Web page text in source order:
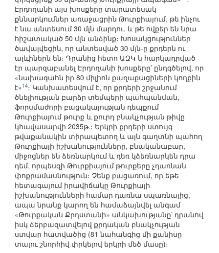
Էրդողանի այս խոսքերը տարատեսակ
քննարկումներ առաջացրին Թուրքիայում, թե ինչու
է նա անտեսում 30 մլն մարդու, և թե ովքեր են նրա
հիշատակած 50 մլն անձինք։ Խոսակցություններ
ծավալվեցին, որ անտեսված 30 մլն-ը քրդերն ու
ալևիներն են։ Դրանից հետո ԱԶԿ-ն հարկադրված
էր պարզաբանել Էրդողանի խոսքերը՝ ընդգծելով, որ
«նախագահն իր 80 միլիոն քաղաքացիների կողքին
է»14։ Կանխատեսվում է, որ քրդերի շրջանում
ծնելիության բարձր տեմպերի պահպանման,
ֆորսմաժորի բացակայության դեպքում
Թուրքիայում թուրք և քուրդ բնակչության թիվը
կհավասարվի 2035թ.։ Երկրի քրդերի ստույգ
թվաքանակին տիրապետող և այն գաղտնի պահող
Թուրքիայի իշխանությունները, բնականաբար,
միջոցներ են ձեռնարկում և դեռ կձեռնարկեն դրա
դեմ, որպեսզի Թուրքիայում թուրքերը չդառնան
փոքրամասնություն։ Չենք բացառում, որ եթե
հետագայում իրավիճակը Թուրքիայի
իշխանությունների համար դառնա սպառնալից,
ապա նրանք կարող են համաձայնվել անգամ
«Թուրքական Քրդստանի» անկախությանը՝ դրանով
իսկ ձերբազատվելով քրդական բնակչության
ստվար հատվածից (81 նահանգից մի քանիսը
տալու շնորհիվ փրկելով երկրի մեծ մասը)։